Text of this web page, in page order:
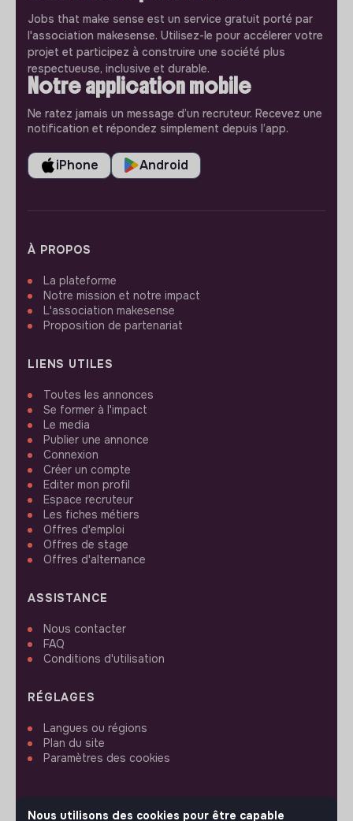
Jobs that make sense est un service gratuit porté par
l'association makesense. Utilisez-le pour accélerer votre
projet et participez à construire une société plus
respectueuse, inclusive et durable.
Notre application mobile
Ne ratez jamais un message d’un recruteur. Recevez une
notification et répondez simplement depuis l’app.
iPhone Android
À PROPOS
La plateforme
Notre mission et notre impact
L'association makesense
Proposition de partenariat
LIENS UTILES
Toutes les annonces
Se former à l'impact
Le media
Publier une annonce
Connexion
Créer un compte
Editer mon profil
Espace recruteur
Les fiches métiers
Offres d'emploi
Offres de stage
Offres d'alternance
ASSISTANCE
Nous contacter
FAQ
Conditions d'utilisation
RÉGLAGES
Langues ou régions
Plan du site
Paramètres des cookies
Nous utilisons des cookies pour être capable